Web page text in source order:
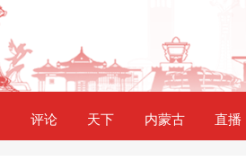
评论 天下 内蒙古 直播